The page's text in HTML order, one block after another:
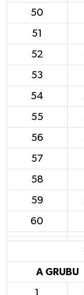
50
51
52
53
54
55
56
57
58
59
60
A GRUBU
1